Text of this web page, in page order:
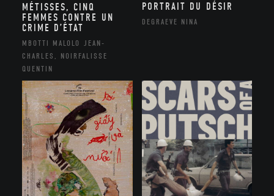
MÉTISSES, CINQ
FEMMES CONTRE UN
CRIME D’ÉTAT
MBOTTI MALOLO JEAN-
CHARLES, NOIRFALISSE
QUENTIN
PORTRAIT DU DÉSIR
DEGRAEVE NINA